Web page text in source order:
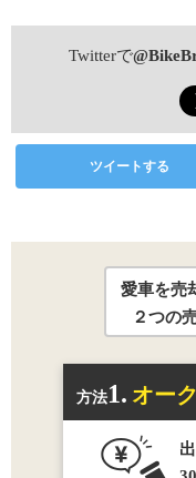
Twitterで
ツイートする
愛車を売
２つの
方法1. オー